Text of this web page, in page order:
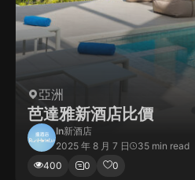
亞洲
芭達雅新酒店比價
In新酒店
2025 年 8 月 7 日
35 min read
400
0 0